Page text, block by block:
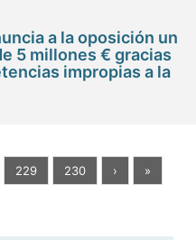
a la oposición un
5 millones € gracias
impropias a la
229 230 › »